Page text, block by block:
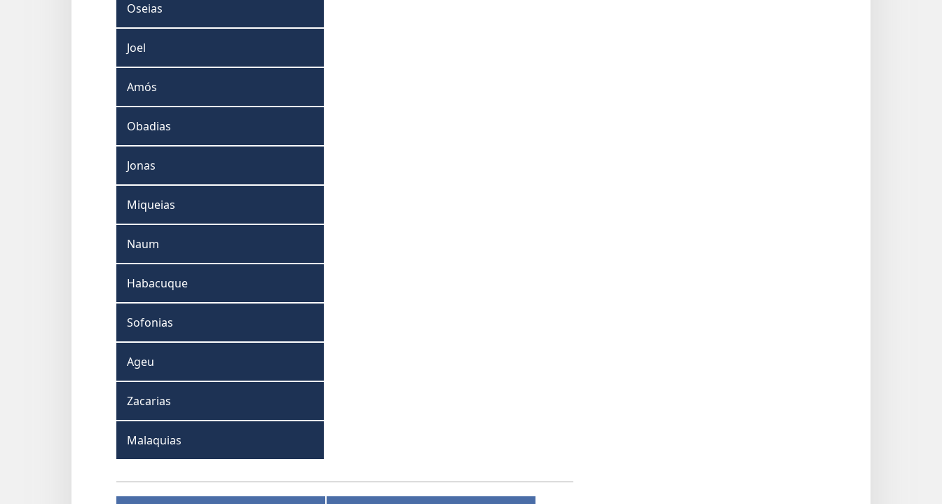
Oseias
Joel
Amós
Obadias
Jonas
Miqueias
Naum
Habacuque
Sofonias
Ageu
Zacarias
Malaquias